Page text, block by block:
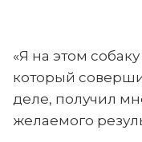
«Я на этом
который
деле, получил
желаемого